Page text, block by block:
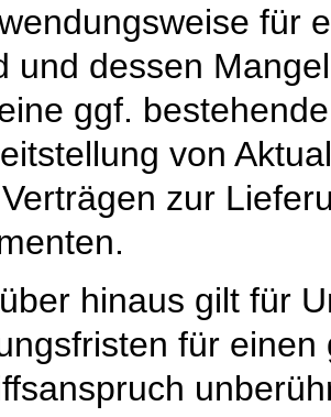
für
und dessen
ggf.
von
zur
hinaus gilt für
für